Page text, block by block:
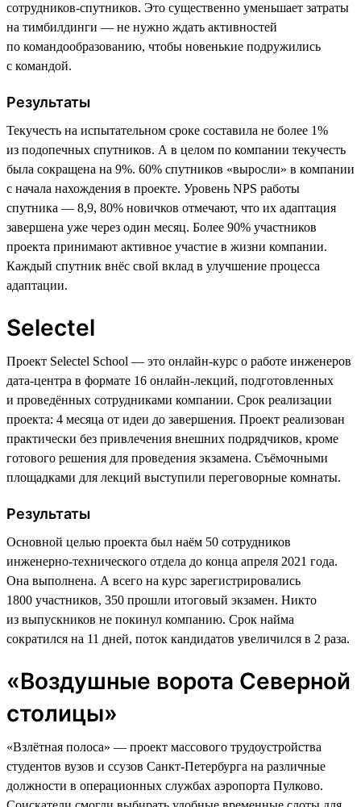
сотрудников-спутников. Это существенно уменьшает затраты
на тимбилдинги — не нужно ждать активностей
по командообразованию, чтобы новенькие подружились
с командой.
Результаты
Текучесть на испытательном сроке составила не более 1%
из подопечных спутников. А в целом по компании текучесть
была сокращена на 9%. 60% спутников «выросли» в компании
с начала нахождения в проекте. Уровень NPS работы
спутника — 8,9, 80% новичков отмечают, что их адаптация
завершена уже через один месяц. Более 90% участников
проекта принимают активное участие в жизни компании.
Каждый спутник внёс свой вклад в улучшение процесса
адаптации.
Selectel
Проект Selectel School — это онлайн-курс о работе инженеров
дата-центра в формате 16 онлайн-лекций, подготовленных
и проведённых сотрудниками компании. Срок реализации
проекта: 4 месяца от идеи до завершения. Проект реализован
практически без привлечения внешних подрядчиков, кроме
готового решения для проведения экзамена. Съёмочными
площадками для лекций выступили переговорные комнаты.
Результаты
Основной целью проекта был наём 50 сотрудников
инженерно-технического отдела до конца апреля 2021 года.
Она выполнена. А всего на курс зарегистрировались
1800 участников, 350 прошли итоговый экзамен. Никто
из выпускников не покинул компанию. Срок найма
сократился на 11 дней, поток кандидатов увеличился в 2 раза.
«Воздушные ворота Северной
столицы»
«Взлётная полоса» — проект массового трудоустройства
студентов вузов и ссузов Санкт-Петербурга на различные
должности в операционных службах аэропорта Пулково.